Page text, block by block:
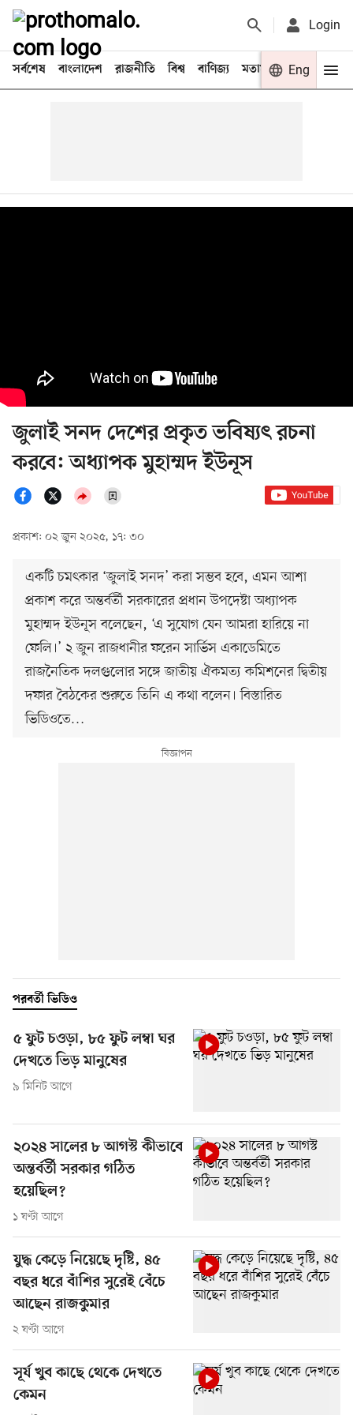
Login
সর্বশেষ বাংলাদেশ রাজনীতি বিশ্ব বাণিজ্য মতামত খেলা
Eng
জুলাই সনদ দেশের প্রকৃত ভবিষ্যৎ রচনা
করবে: অধ্যাপক মুহাম্মদ ইউনূস
প্রকাশ: ০২ জুন ২০২৫, ১৭: ৩০
একটি চমৎকার ‘জুলাই সনদ’ করা সম্ভব হবে, এমন আশা
প্রকাশ করে অন্তর্বর্তী সরকারের প্রধান উপদেষ্টা অধ্যাপক
মুহাম্মদ ইউনূস বলেছেন, ‘এ সুযোগ যেন আমরা হারিয়ে না
ফেলি।’ ২ জুন রাজধানীর ফরেন সার্ভিস একাডেমিতে
রাজনৈতিক দলগুলোর সঙ্গে জাতীয় ঐকমত্য কমিশনের দ্বিতীয়
দফার বৈঠকের শুরুতে তিনি এ কথা বলেন। বিস্তারিত
ভিডিওতে…
পরবর্তী ভিডিও
৫ ফুট চওড়া, ৮৫ ফুট লম্বা ঘর
দেখতে ভিড় মানুষের
৯ মিনিট আগে
২০২৪ সালের ৮ আগস্ট কীভাবে
অন্তর্বর্তী সরকার গঠিত
হয়েছিল?
১ ঘণ্টা আগে
যুদ্ধ কেড়ে নিয়েছে দৃষ্টি, ৪৫
বছর ধরে বাঁশির সুরেই বেঁচে
আছেন রাজকুমার
২ ঘণ্টা আগে
সূর্য খুব কাছে থেকে দেখতে
কেমন